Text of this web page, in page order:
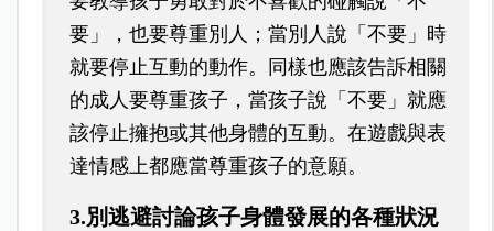
要」，也要尊重別人；當別人說「不要」時
就要停止互動的動作。同樣也應該告訴相關
的成人要尊重孩子，當孩子說「不要」就應
該停止擁抱或其他身體的互動。在遊戲與表
達情感上都應當尊重孩子的意願。
3.別逃避討論孩子身體發展的各種狀況